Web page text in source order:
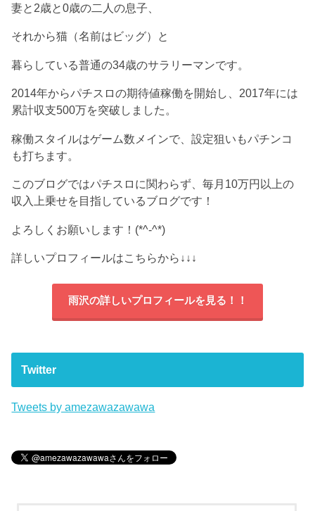
妻と2歳と0歳の二人の息子、
それから猫（名前はビッグ）と
暮らしている普通の34歳のサラリーマンです。
2014年からパチスロの期待値稼働を開始し、2017年には
累計収支500万を突破しました。
稼働スタイルはゲーム数メインで、設定狙いもパチンコ
も打ちます。
このブログではパチスロに関わらず、毎月10万円以上の
収入上乗せを目指しているブログです！
よろしくお願いします！(*^-^*)
詳しいプロフィールはこちらから ↓↓↓
雨沢の詳しいプロフィールを見る！！
Twitter
Tweets by amezawazawawa